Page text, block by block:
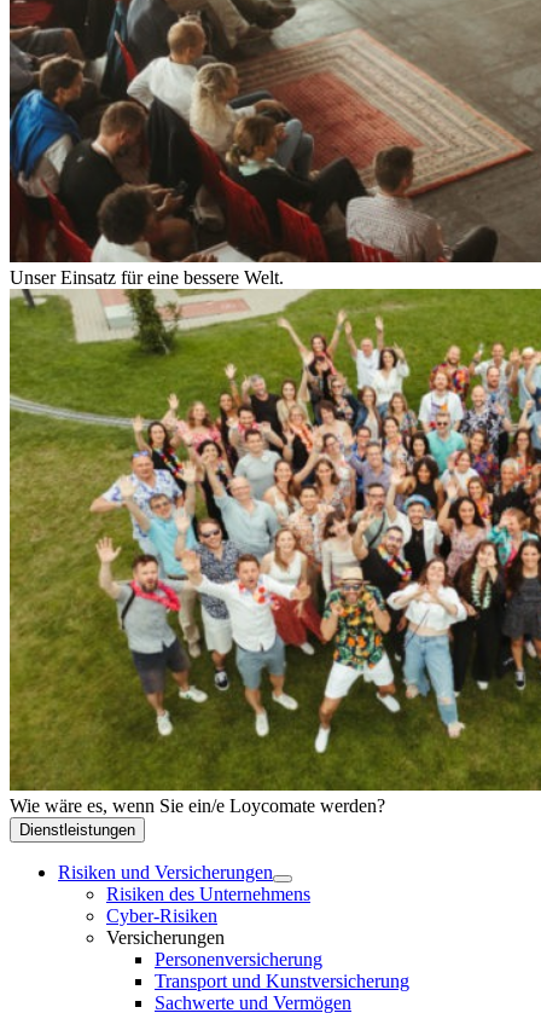
Unser Einsatz für eine bessere Welt.
Wie wäre es, wenn Sie ein/e Loycomate werden?
Dienstleistungen
Risiken und Versicherungen
Risiken des Unternehmens
Cyber-Risiken
Versicherungen
Personenversicherung
Transport und Kunstversicherung
Sachwerte und Vermögen